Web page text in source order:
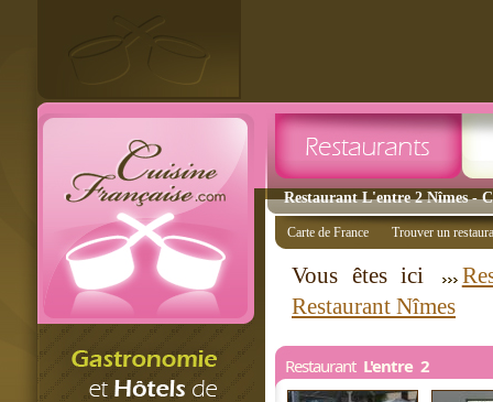
Restaurant L'entre 2 Nîmes -
Carte de France Trouver un
Vous êtes ici
Restaurant Nîmes
Restaurant L'entre 2